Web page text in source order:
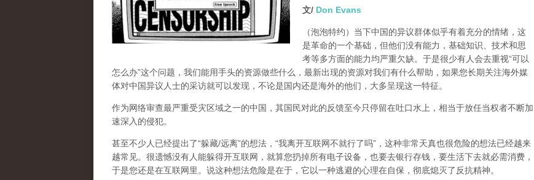
文/ Don Evans
（泡泡特约） 当下中国的异议群体似乎有着充分的情绪，这
是革命的一个基础，但他们没有能力，基础知识、技术和思
考等多方面的能力均严重欠缺。于是很少有人会去重视“可以
怎么办”这个问题，我们能用手头的资源做些什么，最新出现的资源对我们有什么帮助，如果您长期关注海外媒
体对中国异议人士的采访就可以发现，不论是国内还是海外的他们，大多呈现这一特征。
作为网络审查最严重受灾区域之一的中国，其国民对此的反馈至今只停留在吐口水上，相当于放任当权者不断加
速深入的侵犯。
甚至不少人已经提出了“躲藏/远离”的想法，“我离开互联网不就行了吗”，这种非常天真也很危险的想法已经越来
越常见。很遗憾没有人能躲得开互联网，就算您扔掉所有电子设备，也要去银行存钱，要生活下去就必需消费，
于是您还是在互联网里。说这种想法危险是在于，它以一种逃避的心理在自保，彻底熄灭了反抗精神。